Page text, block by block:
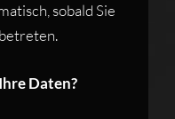
sobald Sie
Daten?